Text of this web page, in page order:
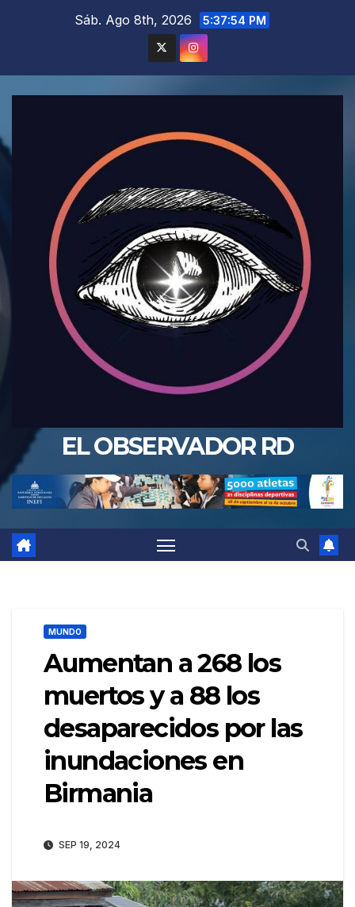
Sáb. Ago 8th, 2026 5:37:56 PM
EL OBSERVADOR RD
MUNDO
Aumentan a 268 los
muertos y a 88 los
desaparecidos por las
inundaciones en
Birmania
SEP 19, 2024